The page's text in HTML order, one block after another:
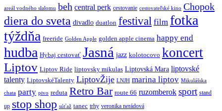
areál vodného slalomu beh central perk cestovanie cestovateľské kino Chopok
diera do sveta divadlo duatlon festival film fotka
týždňa freeride Golden Apple golden apple cinema happy end
hudba Hybaj cestovať Jasná jazz kolotocovo koncert
Liptov Liptov Ride liptovsky mikulas Liptovská Mara liptovské
talenty LiptovskéTalenty LiptovŽije LNJH marina liptov Mikulášska
chata party pivo reduta Retro Bar route 66 ruzomberok sport stand
up stop shop súťaž tanec trhy veronika nerádová